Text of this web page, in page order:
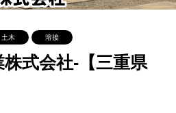
土木 溶接
式会社-【三重県